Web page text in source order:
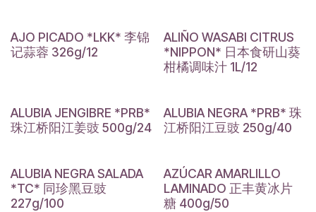
AJO PICADO *LKK* 李锦
记蒜蓉 326g/12
ALIÑO WASABI CITRUS
*NIPPON* 日本食研山葵
柑橘调味汁 1L/12
ALUBIA JENGIBRE *PRB*
珠江桥阳江姜豉 500g/24
ALUBIA NEGRA *PRB* 珠
江桥阳江豆豉 250g/40
ALUBIA NEGRA SALADA
*TC* 同珍黑豆豉
227g/100
AZÚCAR AMARLILLO
LAMINADO 正丰黄冰片
糖 400g/50